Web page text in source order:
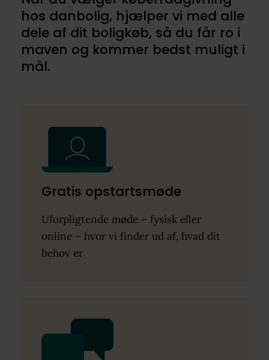
hos danbolig, hjælper vi med alle
dele af dit boligkøb, så du får ro i
maven og kommer bedst muligt i
mål.
Gratis opstartsmøde
Uforpligtende møde – fysisk eller
online – hvor vi finder ud af, hvad dit
behov er